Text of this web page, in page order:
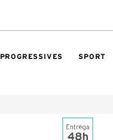
PROGRESSIVES SPORT